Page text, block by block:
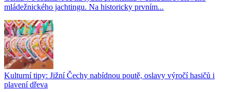
mládežnického jachtingu. Na historicky prvním...
Kulturní tipy: Jižní Čechy nabídnou poutě, oslavy výročí hasičů i
plavení dřeva